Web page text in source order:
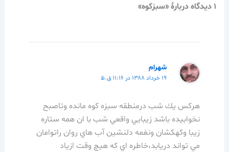
1 دیدگاه دربارهٔ «سبزكوه»
شهرام
۱۹ خرداد ۱۳۸۸ در ۱۱:۱۶ ق.ظ
هركس يك شب درمنطقه سبزه كوه مانده وتاصبح
نخوابيده باشد زيبايي واقعي شب با ان همه ستاره
زيبا وكهكشان ونغمه دلنشين آب هاي روان راتوامان
مي تواند دريابد،خاطره اي كه هيچ وقت ازياد